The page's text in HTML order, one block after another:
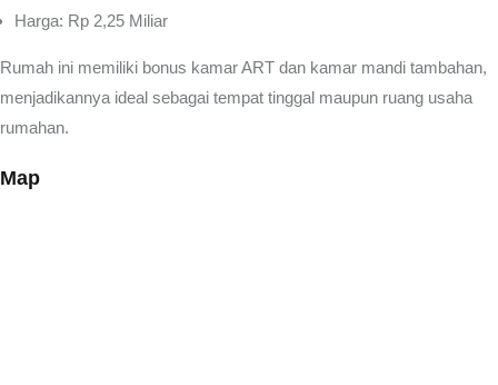
Harga: Rp 2,25 Miliar
Rumah ini memiliki bonus kamar ART dan kamar mandi tambahan,
menjadikannya ideal sebagai tempat tinggal maupun ruang usaha
rumahan.
Map